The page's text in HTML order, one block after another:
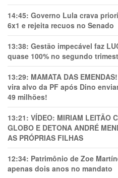
14:45: Governo Lula crava
6x1 e rejeita recuos no Senado
13:38: Gestão impecável faz
quase 100% no segundo
13:29: MAMATA DAS
vira alvo da PF após Dino
49 milhões!
13:21: VÍDEO: MIRIAM LEITÃO
GLOBO E DETONA ANDRÉ
AS PRÓPRIAS FILHAS
12:34: Patrimônio de Zoe
apenas dois anos no mandato